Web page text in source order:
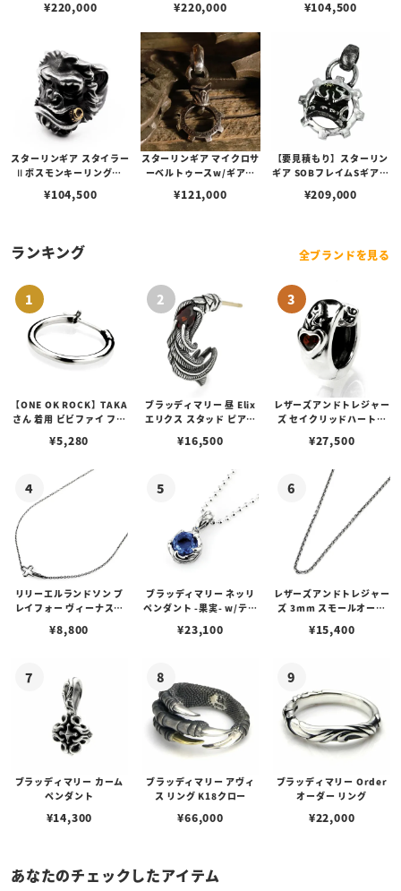
スペンダント w/1ポイント
¥220,000
スペンダント w/1ポイント
ハンドテクスチャー
¥220,000 ¥104,500
スターリンギア スタイラー
Ⅱボスモンキーリングw/
¥104,500
スターリンギア マイクロサ
ーベルトゥースw/ギアフ
クスチャー
¥121,000
【要見積もり】スターリン
ギア SOBフレイムSギアロ
w/スピニングテクスチャ
¥209,000
ランキング 全ブランドを見る
【ONE OK ROCK】TAKA
さん 着用 ビビファイ フー
¥5,280
ブラッディマリー 昼 Elix
エリクス スタッド ピアス
¥16,500
レザーズアンドトレジャー
ズ セイクリッドハートピ
¥27,500
リリーエルランドソン プ
レイフォー ヴィーナスチ
¥8,800
ブラッディマリー ネッリ
ペンダント -果実- w/ティ
¥23,100
レザーズアンドトレジャー
ズ 3mm スモールオーバ
ブスタークラスプ＆LTロ
¥15,400
ブラッディマリー カーム
ペンダント
¥14,300
ブラッディマリー アヴィ
ス リング K18クロー
¥66,000
ブラッディマリー Order
オーダー リング
¥22,000
あなたのチェックしたアイテム